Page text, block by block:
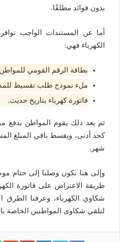
بدون فوائد مطلقًا.
أما عن المستندات الواجب
الكهرباء فهي:
بطاقة الرقم القومي
ملء نموذج طلب تقسيط
فاتورة كهرباء بتاريخ حديث.
شهر.
وإلى هنا نكون وصلنا إلى ختام
طريقة الاعتراض على فاتورة
شكاوي الكهرباء، وعرفنا الطرق
لتلقي شكاوى المواطنين الخاصة